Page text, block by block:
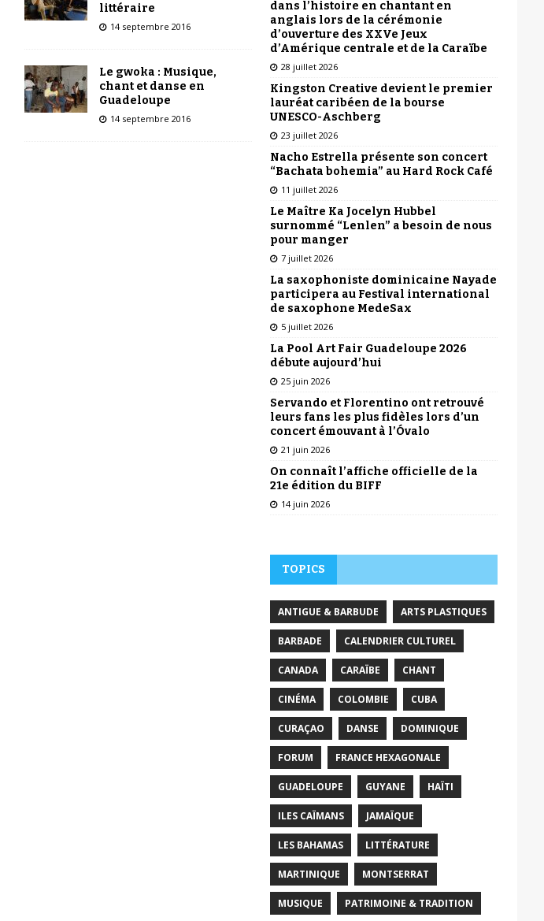
littéraire
14 septembre 2016
Le gwoka : Musique,
chant et danse en
Guadeloupe
14 septembre 2016
dans l’histoire en chantant en
anglais lors de la cérémonie
d’ouverture des XXVe Jeux
d’Amérique centrale et de la Caraïbe
28 juillet 2026
Kingston Creative devient le premier
lauréat caribéen de la bourse
UNESCO-Aschberg
23 juillet 2026
Nacho Estrella présente son concert
“Bachata bohemia” au Hard Rock Café
11 juillet 2026
Le Maître Ka Jocelyn Hubbel
surnommé “Lenlen” a besoin de nous
pour manger
7 juillet 2026
La saxophoniste dominicaine Nayade
participera au Festival international
de saxophone MedeSax
5 juillet 2026
La Pool Art Fair Guadeloupe 2026
débute aujourd’hui
25 juin 2026
Servando et Florentino ont retrouvé
leurs fans les plus fidèles lors d’un
concert émouvant à l’Óvalo
21 juin 2026
On connaît l’affiche officielle de la
21e édition du BIFF
14 juin 2026
TOPICS
ANTIGUE & BARBUDE ARTS PLASTIQUES
BARBADE CALENDRIER CULTUREL
CANADA CARAÏBE CHANT
CINÉMA COLOMBIE CUBA
CURAÇAO DANSE DOMINIQUE
FORUM FRANCE HEXAGONALE
GUADELOUPE GUYANE HAÏTI
ILES CAÏMANS JAMAÏQUE
LES BAHAMAS LITTÉRATURE
MARTINIQUE MONTSERRAT
MUSIQUE PATRIMOINE & TRADITION